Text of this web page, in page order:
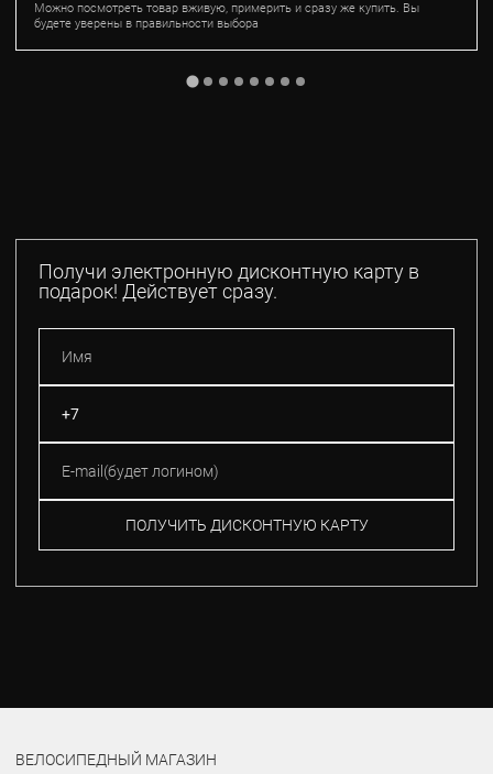
Можно посмотреть товар вживую, примерить и сразу же купить. Вы
будете уверены в правильности выбора
Получи электронную дисконтную карту в
подарок! Действует сразу.
ПОЛУЧИТЬ ДИСКОНТНУЮ КАРТУ
ВЕЛОСИПЕДНЫЙ МАГАЗИН